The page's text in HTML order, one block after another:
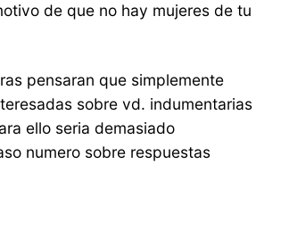
de que no hay mujeres de tu
pensaran que simplemente
sobre vd. indumentarias
ello seri­a demasiado
numero sobre respuestas